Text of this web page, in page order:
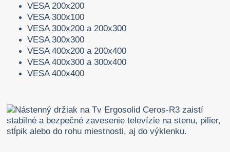
VESA 200x200
VESA 300x100
VESA 300x200 a 200x300
VESA 300x300
VESA 400x200 a 200x400
VESA 400x300 a 300x400
VESA 400x400